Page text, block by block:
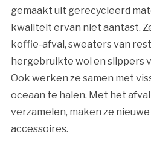
gemaakt uit gerecycleerd
kwaliteit ervan niet aantast.
koffie-afval, sweaters van
hergebruikte wol en slippers
Ook werken ze samen met
oceaan te halen. Met het
verzamelen, maken ze
accessoires.